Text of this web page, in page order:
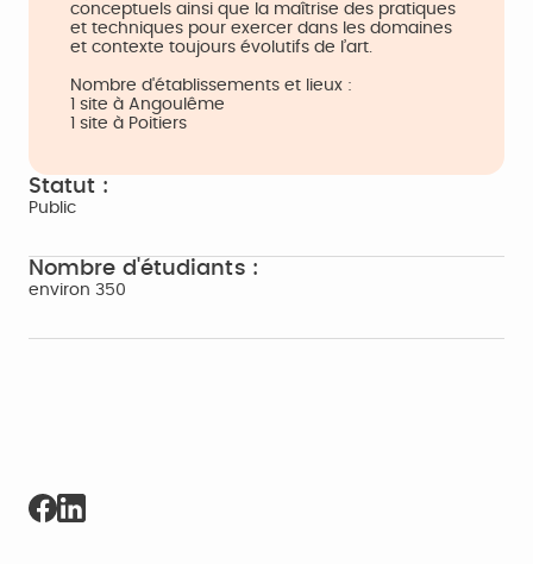
conceptuels ainsi que la maîtrise des pratiques
et techniques pour exercer dans les domaines
et contexte toujours évolutifs de l’art.
Nombre d'établissements et lieux :
1 site à Angoulême
1 site à Poitiers
Statut :
Public
Nombre d'étudiants :
environ 350